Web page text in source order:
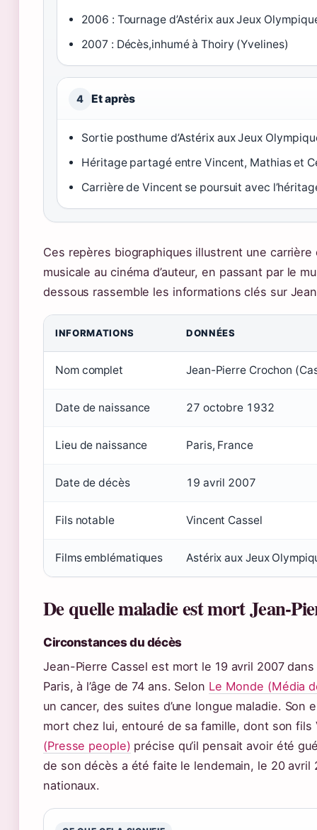
2006 : Tournage d’Astérix aux Jeux
2007 : Décès,inhumé à Thoiry (Yvelines)
4 Et après
Sortie posthume d’Astérix aux Jeux
Héritage partagé entre Vincent, Mathias et
Carrière de Vincent se poursuit avec
Ces repères biographiques illustrent une carrière
musicale au cinéma d’auteur, en passant par le
dessous rassemble les informations clés sur
INFORMATIONS DONNÉES
Nom complet Jean-Pierre Crochon
Date de naissance 27 octobre 1932
Lieu de naissance Paris, France
Date de décès 19 avril 2007
Fils notable Vincent Cassel
Films emblématiques Astérix aux Jeux
De quelle maladie est mort Jean-
Circonstances du décès
Jean-Pierre Cassel est mort le 19 avril 2007
Paris, à l’âge de 74 ans. Selon Le Monde (Média
un cancer, des suites d’une longue maladie. Son
mort chez lui, entouré de sa famille, dont son
(Presse people) précise qu’il pensait avoir été
de son décès a été faite le lendemain, le 20 avril
nationaux.